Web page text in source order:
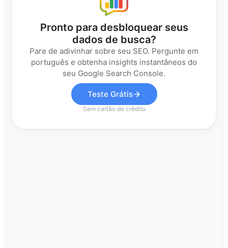
Pronto para desbloquear seus
dados de busca?
Pare de adivinhar sobre seu SEO. Pergunte em
português e obtenha insights instantâneos do
seu Google Search Console.
Teste Grátis
Sem cartão de crédito